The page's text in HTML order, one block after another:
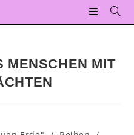
MENSCHEN MIT